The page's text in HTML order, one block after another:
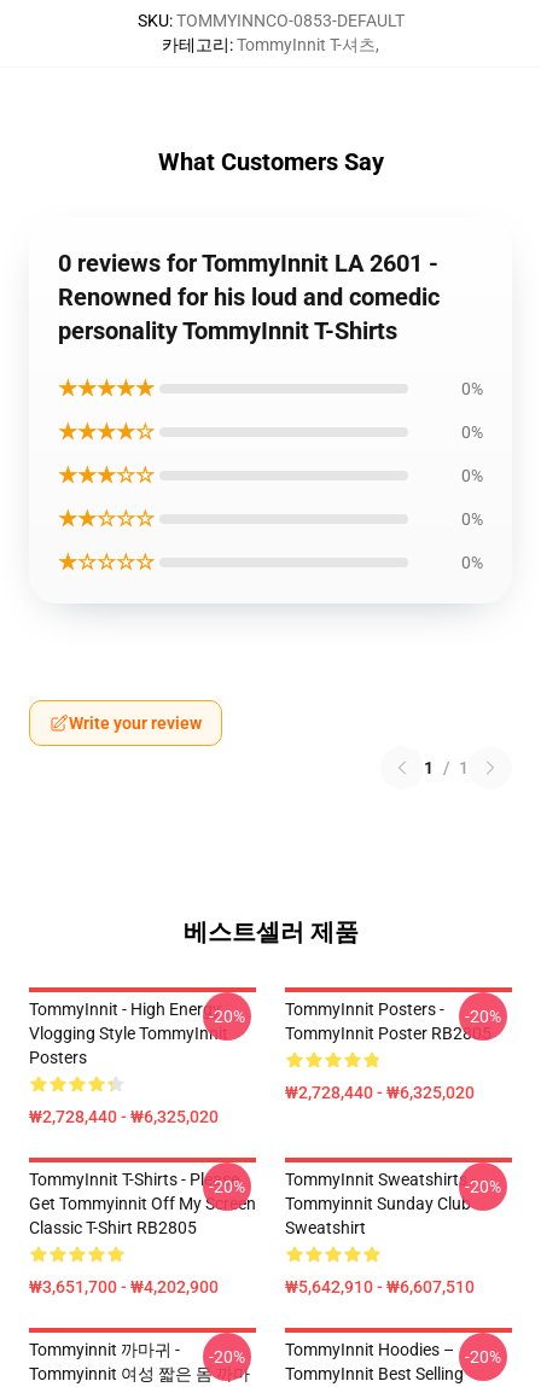
SKU:TOMMYINNCO-0853-DEFAULT
카테고리:TommyInnit T-셔츠,
What Customers Say
0 reviews for TommyInnit LA 2601 -
Renowned for his loud and comedic
personality TommyInnit T-Shirts
★★★★★ 0%
★★★★☆ 0%
★★★☆☆ 0%
★★☆☆☆ 0%
★☆☆☆☆ 0%
Write your review
1 / 1
베스트셀러 제품
TommyInnit - High Energy
Vlogging Style TommyInnit
Posters
₩2,728,440 - ₩6,325,020
-20%
TommyInnit Posters -
TommyInnit Poster RB2805
₩2,728,440 - ₩6,325,020
-20%
TommyInnit T-Shirts - Please
Get Tommyinnit Off My Screen
Classic T-Shirt RB2805
₩3,651,700 - ₩4,202,900
-20%
TommyInnit Sweatshirts -
Tommyinnit Sunday Club
Sweatshirt
₩5,642,910 - ₩6,607,510
-20%
Tommyinnit 까마귀 -
Tommyinnit 여성 짧은 몸 까마
-20%
TommyInnit Hoodies –
TommyInnit Best Selling
-20%